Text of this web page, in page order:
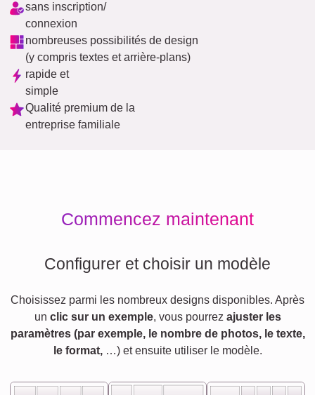
sans inscription/
connexion
nombreuses possibilités de design
(y compris textes et arrière-plans)
rapide et
simple
Qualité premium de la
entreprise familiale
Commencez maintenant
Configurer et choisir un modèle
Choisissez parmi les nombreux designs disponibles. Après
un clic sur un exemple, vous pourrez ajuster les
paramètres (par exemple, le nombre de photos, le texte,
le format,…) et ensuite utiliser le modèle.